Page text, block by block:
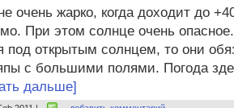
очень жарко, когда доходит до
При этом солнце очень
под открытым солнцем, то они
с большими полями. Погода
дальше]